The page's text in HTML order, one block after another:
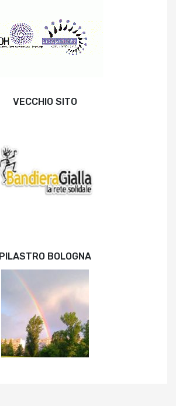
VECCHIO SITO
PILASTRO BOLOGNA